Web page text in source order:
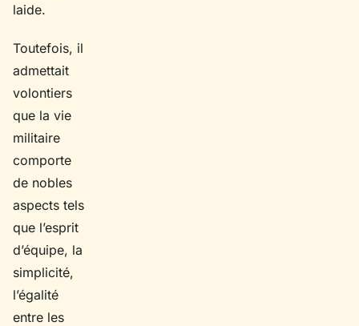
laide.
Toutefois, il
admettait
volontiers
que la vie
militaire
comporte
de nobles
aspects tels
que l’esprit
d’équipe, la
simplicité,
l’égalité
entre les